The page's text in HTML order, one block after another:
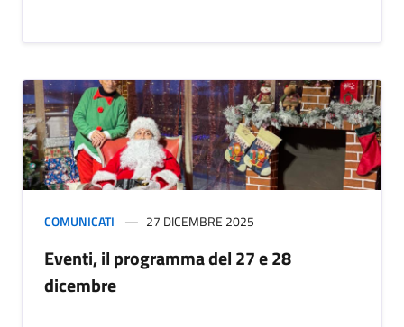
COMUNICATI 27 DICEMBRE 2025
Eventi, il programma del 27 e 28
dicembre